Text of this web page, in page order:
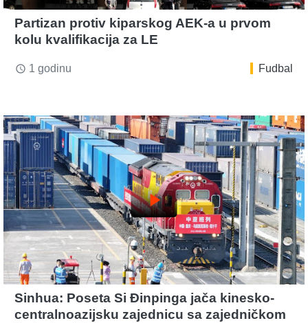
Partizan protiv kiparskog AEK-a u prvom
kolu kvalifikacija za LE
access_time 1 godinu Fudbal
play_arrow
Sinhua: Poseta Si Đinpinga jača kinesko-
centralnoazijsku zajednicu sa zajedničkom